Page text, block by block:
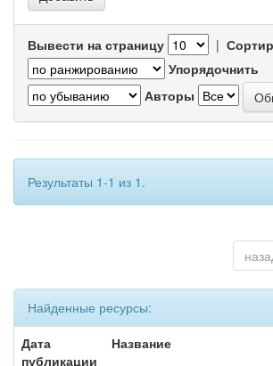
Вывести на страницу |
Упорядочнить
Авторы
Результаты 1-1 из 1.
Найденные ресурсы:
Дата
публикации
Название